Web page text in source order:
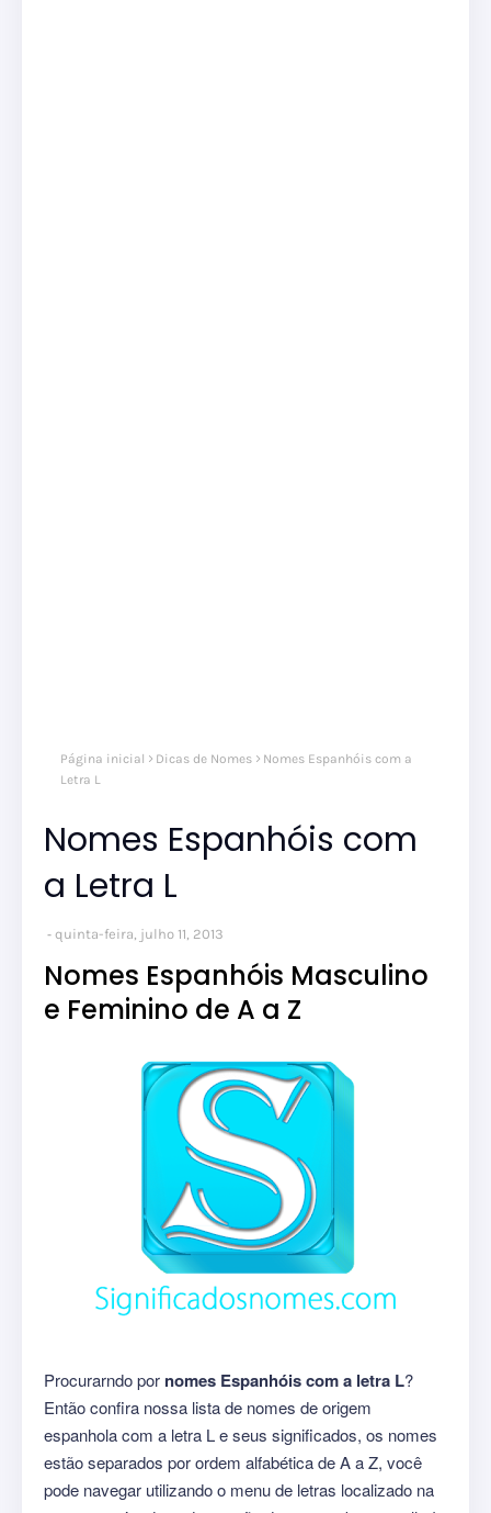
Página inicial Dicas de Nomes
Nomes Espanhóis com a
Letra L
Nomes Espanhóis com
a Letra L
quinta-feira, julho 11, 2013
Nomes Espanhóis Masculino
e Feminino de A a Z
Procurarndo por nomes Espanhóis com a letra L?
Então confira nossa lista de nomes de origem
espanhola com a letra L e seus significados, os nomes
estão separados por ordem alfabética de A a Z, você
pode navegar utilizando o menu de letras localizado na